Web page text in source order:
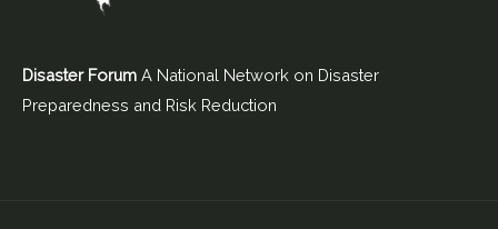
Disaster Forum A National Network on Disaster
Preparedness and Risk Reduction